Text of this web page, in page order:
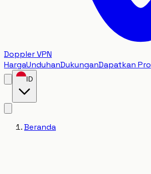
Doppler VPN
HargaUnduhanDukunganDapatkan Pro
ID
Beranda